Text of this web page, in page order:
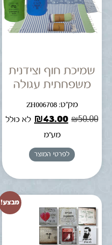
שמיכת חוף וצידנית
משפחתית עגולה
מק"ט: ZH006708
₪50.00
₪43.00
לא כולל
מע"מ
לפרטי המוצר
מבצע!